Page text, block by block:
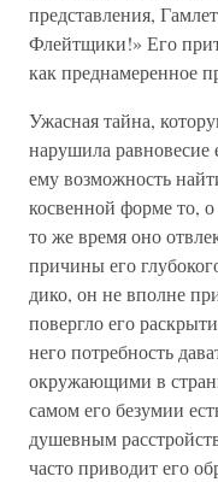
представления,
Флейтщики!» Его
как преднамеренное
Ужасная тайна,
нарушила
ему возможность
косвенной форме то,
то же время оно
причины его
дико, он не вполне
повергло его
него потребность
окружающими в
самом его безумии
душевным
часто приводит его